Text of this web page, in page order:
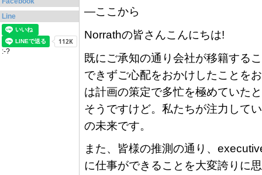
Line
:-?
—ここから
Norrathの皆さんこんにちは!
既にご承知の通り会社が移籍する
できずご心配をおかけしたことを
は計画の策定で多忙を極めていた
そうですけど。私たちが注力して
の未来です。
また、皆様の推測の通り、
に仕事ができることを大変誇りに